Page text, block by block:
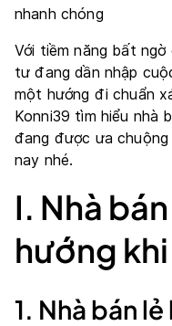
nhanh chóng
Với tiềm năng bất
tư đang dần nhập
một hướng đi chuẩn
Konni39 tìm hiểu nhà
đang được ưa chuộng
nay nhé.
I. Nhà
hướng
1. Nhà bán lẻ